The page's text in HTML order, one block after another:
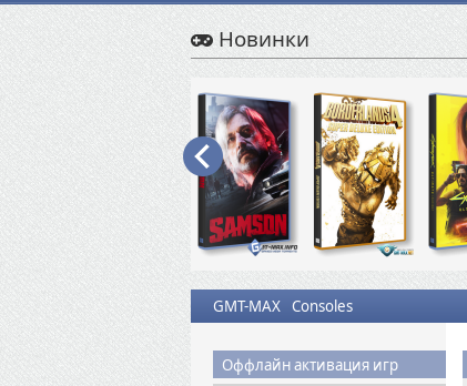
Новинки
GMT-MAX Consoles
Оффлайн активация игр